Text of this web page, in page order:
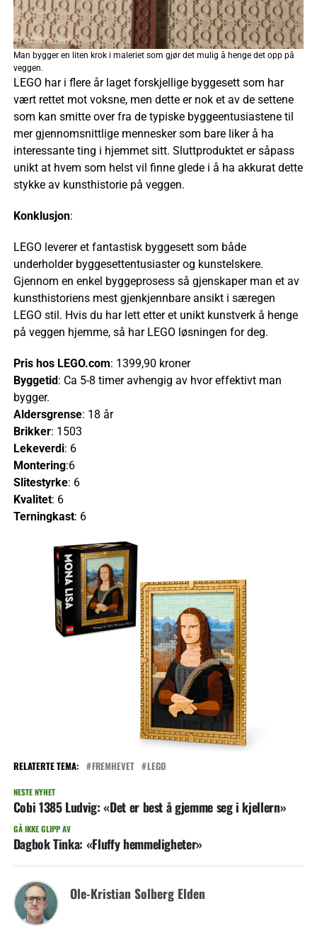
Man bygger en liten krok i maleriet som gjør det mulig å henge det opp på
veggen.
LEGO har i flere år laget forskjellige byggesett som har
vært rettet mot voksne, men dette er nok et av de settene
som kan smitte over fra de typiske byggeentusiastene til
mer gjennomsnittlige mennesker som bare liker å ha
interessante ting i hjemmet sitt. Sluttproduktet er såpass
unikt at hvem som helst vil finne glede i å ha akkurat dette
stykke av kunsthistorie på veggen.
Konklusjon:
LEGO leverer et fantastisk byggesett som både
underholder byggesettentusiaster og kunstelskere.
Gjennom en enkel byggeprosess så gjenskaper man et av
kunsthistoriens mest gjenkjennbare ansikt i særegen
LEGO stil. Hvis du har lett etter et unikt kunstverk å henge
på veggen hjemme, så har LEGO løsningen for deg.
Pris hos LEGO.com: 1399,90 kroner
Byggetid : Ca 5-8 timer avhengig av hvor effektivt man
bygger.
Aldersgrense: 18 år
Brikker: 1503
Lekeverdi: 6
Montering:6
Slitestyrke: 6
Kvalitet: 6
Terningkast: 6
RELATERTE TEMA: FREMHEVET LEGO
NESTE NYHET
Cobi 1385 Ludvig: «Det er best å gjemme seg i kjellern»
GÅ IKKE GLIPP AV
Dagbok Tinka: «Fluffy hemmeligheter»
Ole-Kristian Solberg Elden